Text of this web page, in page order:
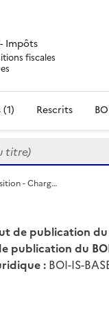
Impôts
fiscales
Rescrits
- Charg…
de publication du
publication du
: BOI-IS-